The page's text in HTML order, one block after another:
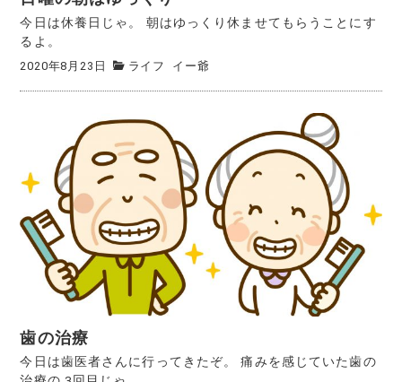
今日は休養日じゃ。 朝はゆっくり休ませてもらうことにす
るよ。
2020年8月23日 ライフ イー爺
歯の治療
今日は歯医者さんに行ってきたぞ。 痛みを感じていた歯の